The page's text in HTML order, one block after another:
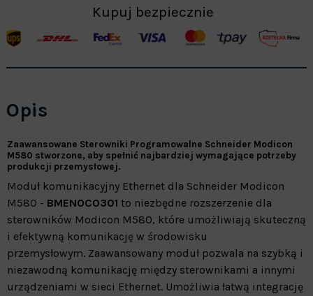
Kupuj bezpiecznie
Opis
Zaawansowane Sterowniki Programowalne Schneider Modicon
M580 stworzone, aby spełnić najbardziej wymagające potrzeby
produkcji przemysłowej.
Moduł komunikacyjny Ethernet dla Schneider Modicon
M580 - BMENOC0301 to niezbędne rozszerzenie dla
sterowników Modicon M580, które umożliwiają skuteczną
i efektywną komunikację w środowisku
przemysłowym. Zaawansowany moduł pozwala na szybką i
niezawodną komunikację między sterownikami a innymi
urządzeniami w sieci Ethernet. Umożliwia łatwą integrację